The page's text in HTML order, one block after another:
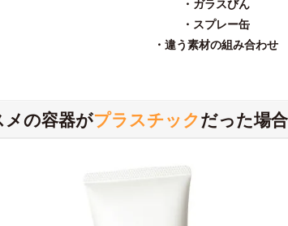
・ガラスびん
・スプレー缶
・違う素材の組み合わせ
メの容器がプラスチックだった場